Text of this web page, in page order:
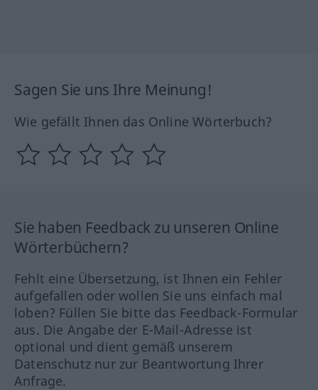
Sagen Sie uns Ihre Meinung!
Wie gefällt Ihnen das Online Wörterbuch?
Sie haben Feedback zu unseren Online
Wörterbüchern?
Fehlt eine Übersetzung, ist Ihnen ein Fehler
aufgefallen oder wollen Sie uns einfach mal
loben? Füllen Sie bitte das Feedback-Formular
aus. Die Angabe der E-Mail-Adresse ist
optional und dient gemäß unserem
Datenschutz nur zur Beantwortung Ihrer
Anfrage.